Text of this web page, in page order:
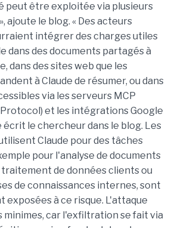
peut être exploitée via plusieurs
ajoute le blog. « Des acteurs
intégrer des charges utiles
dans des documents partagés à
dans des sites web que les
à Claude de résumer, ou dans
via les serveurs MCP
et les intégrations Google
écrit le chercheur dans le blog. Les
Claude pour des tâches
pour l'analyse de documents
de données clients ou
de connaissances internes, sont
à ce risque. L'attaque
minimes, car l'exfiltration se fait via